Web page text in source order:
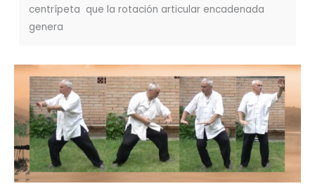
centrípeta que la rotación articular encadenada
genera